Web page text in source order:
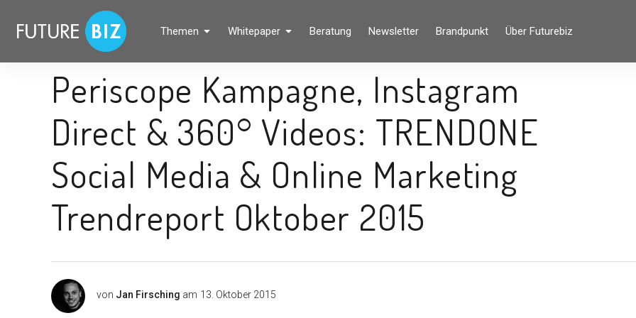
überspringen
FUTUREBIZ
Social Media Marketing Blog für Unternehmen by BRANDPUNKT
Themen Whitepaper Beratung Newsletter Brandpunkt Über Futurebiz
Periscope Kampagne, Instagram
Direct & 360° Videos: TRENDONE
Social Media & Online Marketing
Trendreport Oktober 2015
von Jan Firsching am 13. Oktober 2015